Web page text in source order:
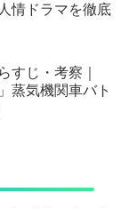
情ドラマを徹底
すじ・考察｜
蒸気機関車バト